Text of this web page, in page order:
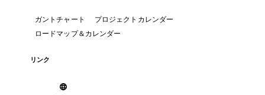
ガントチャート
プロジェクトカレンダー
ロードマップ＆カレンダー
リンク